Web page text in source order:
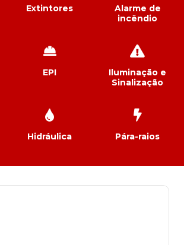
Extintores
Alarme de
incêndio
EPI
Iluminação e
Sinalização
Hidráulica Pára-raios